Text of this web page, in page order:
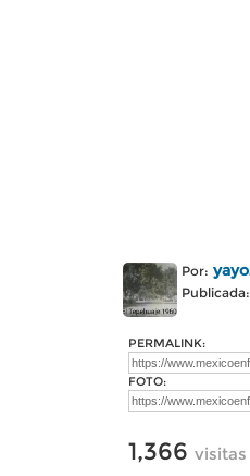
Por:
PERMALINK:
FOTO:
1,366 visitas